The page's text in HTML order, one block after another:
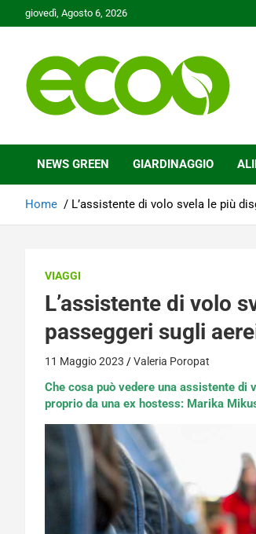
to
giovedì, Agosto 6, 2026
Ecoo.it
NEWS GREEN GIARDINAGGIO
Home L’assistente di volo svela le più
VIAGGI
L’assistente di volo
passeggeri sugli
11 Maggio 2023 Valeria Poropat
Che cosa può vedere una assistente di
proprio da una ex hostess: Marika